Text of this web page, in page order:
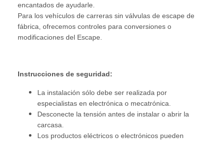
encantados de ayudarle.
Para los vehículos de carreras sin válvulas de escape de
fábrica, ofrecemos controles para conversiones o
modificaciones del Escape.
Instrucciones de seguridad:
La instalación sólo debe ser realizada por
especialistas en electrónica o mecatrónica.
Desconecte la tensión antes de instalar o abrir la
carcasa.
Los productos eléctricos o electrónicos pueden